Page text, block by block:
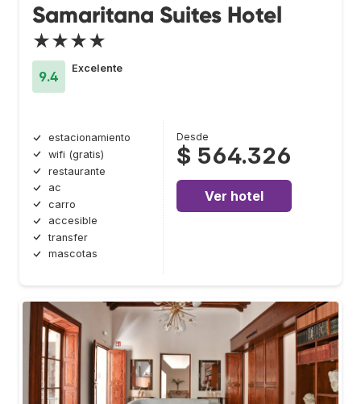
Samaritana Suites Hotel
★★★★
9.4
Excelente
estacionamiento
wifi (gratis)
restaurante
ac
carro
accesible
transfer
mascotas
Desde
$ 564.326
Ver hotel